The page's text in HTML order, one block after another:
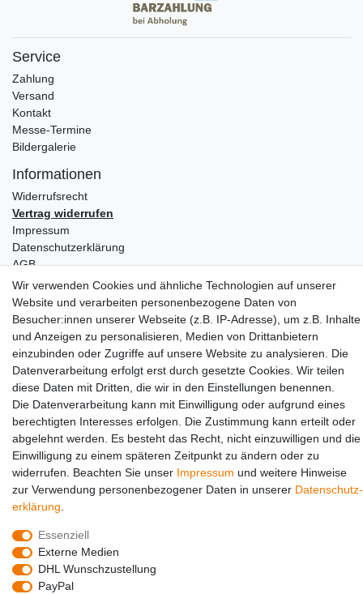
Service
Zahlung
Versand
Kontakt
Messe-Termine
Bildergalerie
Informationen
Widerrufs­recht
Vertrag widerrufen
Impressum
Daten­schutz­erklärung
AGB
Partners
Social Media
Wir verwenden Cookies und ähnliche Technologien auf unserer
Website und verarbeiten personenbezogene Daten von
Besucher:innen unserer Webseite (z.B. IP-Adresse), um z.B. Inhalte
und Anzeigen zu personalisieren, Medien von Drittanbietern
einzubinden oder Zugriffe auf unsere Website zu analysieren. Die
Datenverarbeitung erfolgt erst durch gesetzte Cookies. Wir teilen
diese Daten mit Dritten, die wir in den Einstellungen benennen.
Die Datenverarbeitung kann mit Einwilligung oder aufgrund eines
berechtigten Interesses erfolgen. Die Zustimmung kann erteilt oder
abgelehnt werden. Es besteht das Recht, nicht einzuwilligen und die
Einwilligung zu einem späteren Zeitpunkt zu ändern oder zu
widerrufen. Beachten Sie unser Impressum und weitere Hinweise
zur Verwendung personenbezogener Daten in unserer Daten­schutz­
erklärung
Essenziell
Externe Medien
DHL Wunschzustellung
PayPal